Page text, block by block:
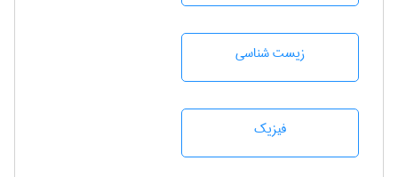
زيست شناسی
فیزیک